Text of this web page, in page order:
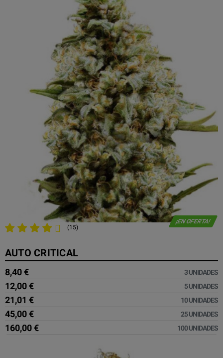
¡EN OFERTA!
(15)
AUTO CRITICAL
8,40 € 3 UNIDADES
12,00 € 5 UNIDADES
21,01 € 10 UNIDADES
45,00 € 25 UNIDADES
160,00 € 100 UNIDADES